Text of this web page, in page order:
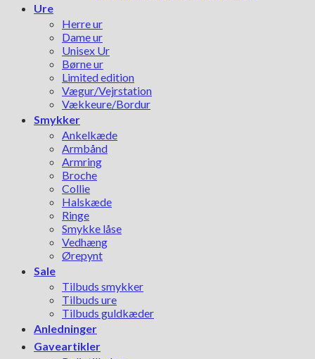
Ure
Herre ur
Dame ur
Unisex Ur
Børne ur
Limited edition
Vægur/Vejrstation
Vækkeure/Bordur
Smykker
Ankelkæde
Armbånd
Armring
Broche
Collie
Halskæde
Ringe
Smykke låse
Vedhæng
Ørepynt
Sale
Tilbuds smykker
Tilbuds ure
Tilbuds guldkæder
Anledninger
Gaveartikler